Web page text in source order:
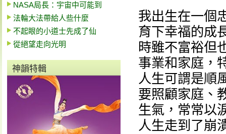
NASA局長：宇宙中可能到
法輪大法帶給人些什麼
不起眼的小道士先成了仙
從絕望走向光明
神韻特輯
我出生在一個
育下幸福的成
時雖不富裕但
事業和家庭，
人生可謂是順
要照顧家庭、
生氣，常常以
人生走到了崩